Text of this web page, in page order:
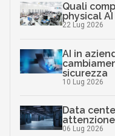
Quali
physical
22 Lug 2026
AI in
sicurezza
10 Lug 2026
Data
06 Lug 2026